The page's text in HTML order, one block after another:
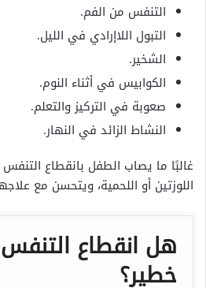
التنفس من الفم.
التبول اللاإرادي في الليل.
الشخير.
الكوابيس في أثناء النوم.
صعوبة في التركيز والتعلم.
النشاط الزائد في النهار.
غالبًا ما يصاب الطفل بانقطاع التنفس
اللوزتين أو اللحمية، ويتحسن مع
هل انقطاع التنفس
خطير؟